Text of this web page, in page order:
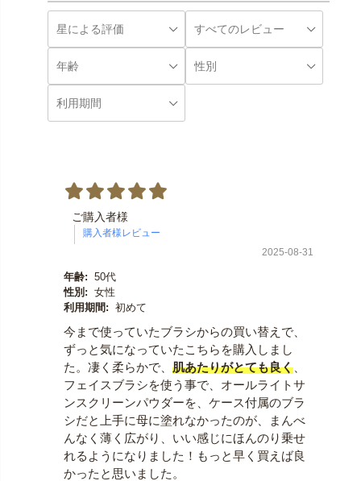
ご購入者様
2025-08-31
年齢: 50代
性別: 女性
利用期間: 初めて
今まで使っていたブラシからの買い替えで、
ずっと気になっていたこちらを購入しまし
た。凄く柔らかで、 肌あたりがとても良く、
フェイスブラシを使う事で、オールライトサ
ンスクリーンパウダーを、ケース付属のブラ
シだと上手に母に塗れなかったのが、まんべ
んなく薄く広がり、いい感じにほんのり乗せ
れるようになりました！もっと早く買えば良
かったと思いました。